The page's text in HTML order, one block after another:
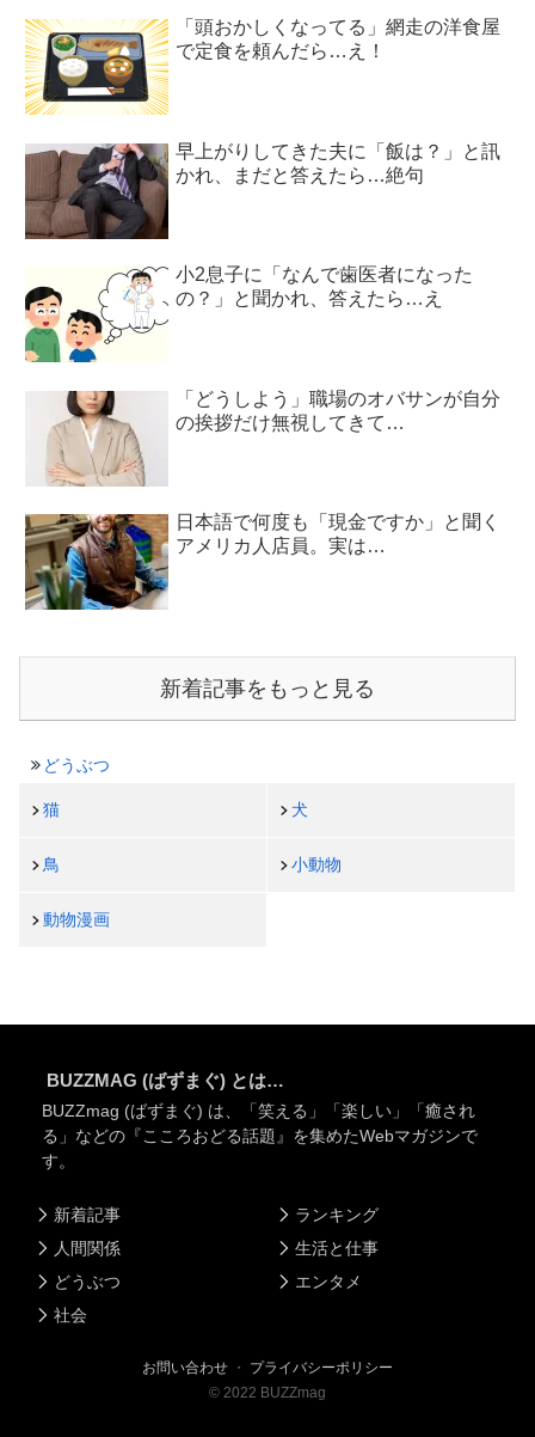
「頭おかしくなってる」網走の洋食屋
で定食を頼んだら…え！
早上がりしてきた夫に「飯は？」と訊
かれ、まだと答えたら…絶句
小2息子に「なんで歯医者になった
の？」と聞かれ、答えたら…え
「どうしよう」職場のオバサンが自分
の挨拶だけ無視してきて…
日本語で何度も「現金ですか」と聞く
アメリカ人店員。実は…
新着記事をもっと見る
どうぶつ
猫 犬
鳥 小動物
動物漫画
BUZZMAG (ばずまぐ) とは…
BUZZmag (ばずまぐ) は、「笑える」「楽しい」「癒され
る」などの『こころおどる話題』を集めたWebマガジンで
す。
新着記事
人間関係
どうぶつ
社会
ランキング
生活と仕事
エンタメ
お問い合わせ ・ プライバシーポリシー
© 2022 BUZZmag